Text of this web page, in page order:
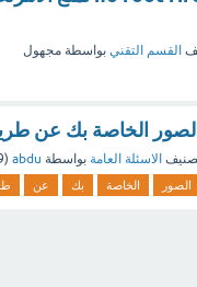
القسم التقني بواسطة مجهول
الخاصة بك عن
الاسئلة العامة بواسطة abdu
(
الصور الخاصة بك عن